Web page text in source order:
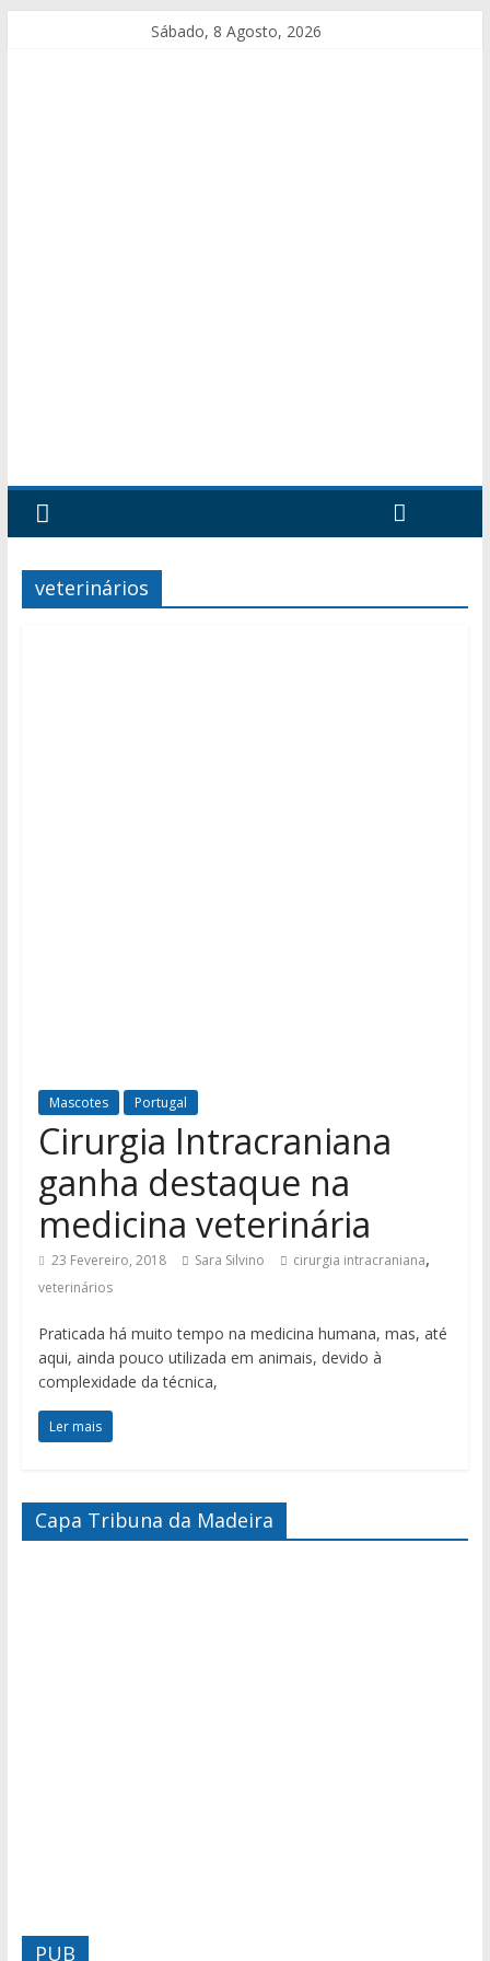
Sábado, 8 Agosto, 2026
veterinários
Mascotes Portugal
Cirurgia Intracraniana
ganha destaque na
medicina veterinária
23 Fevereiro, 2018 Sara Silvino cirurgia intracraniana,
veterinários
Praticada há muito tempo na medicina humana, mas, até
aqui, ainda pouco utilizada em animais, devido à
complexidade da técnica,
Ler mais
Capa Tribuna da Madeira
PUB